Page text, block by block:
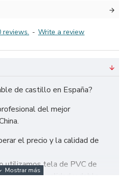
reviews. - Write a review
de castillo en España?
del mejor
el precio y la calidad de
utilizamos tela de PVC de
la más alta calidad y doble